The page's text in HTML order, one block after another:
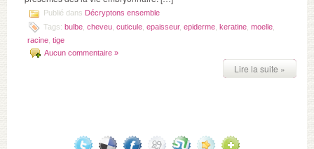
Publié dans Décryptons ensemble
Tags: bulbe cheveu cuticule epaisseur, epiderme keratine moelle
racine tige
Aucun commentaire »
Lire la suite »